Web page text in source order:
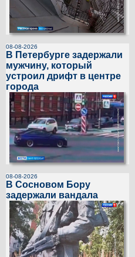
08-08-2026
В Петербурге задержали
мужчину, который
устроил дрифт в центре
города
08-08-2026
В Сосновом Бору
задержали вандала